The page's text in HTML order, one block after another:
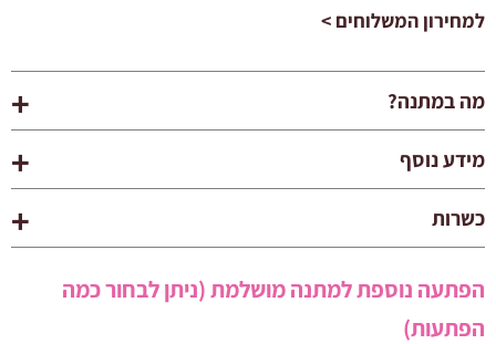
למחירון המשלוחים >
מה במתנה?
מידע נוסף
כשרות
הפתעה נוספת למתנה מושלמת (ניתן לבחור כמה
הפתעות)